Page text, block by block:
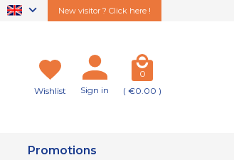
New visitor ? Click here !
Wishlist Sign in
0
( €0.00 )
Promotions